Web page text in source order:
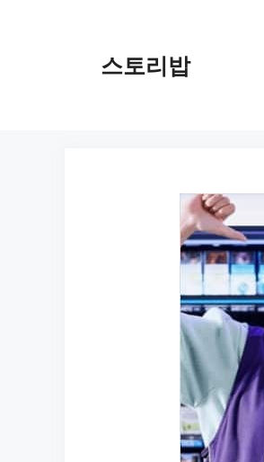
스토리밥